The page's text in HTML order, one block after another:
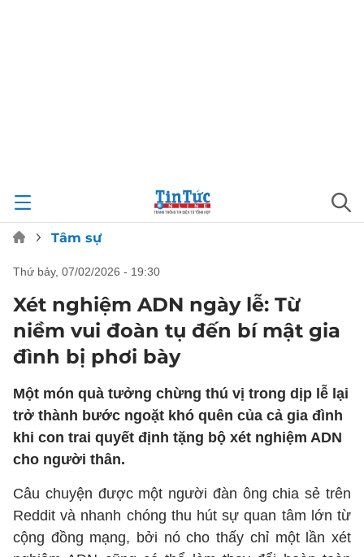
Tâm sự
thứ bảy, 07/02/2026 - 19:30
Xét nghiệm ADN ngày lễ: Từ
niềm vui đoàn tụ đến bí mật gia
đình bị phơi bày
Một món quà tưởng chừng thú vị trong dịp lễ lại
trở thành bước ngoặt khó quên của cả gia đình
khi con trai quyết định tặng bộ xét nghiệm ADN
cho người thân.
Câu chuyện được một người đàn ông chia sẻ trên
Reddit và nhanh chóng thu hút sự quan tâm lớn từ
cộng đồng mạng, bởi nó cho thấy chỉ một lần xét